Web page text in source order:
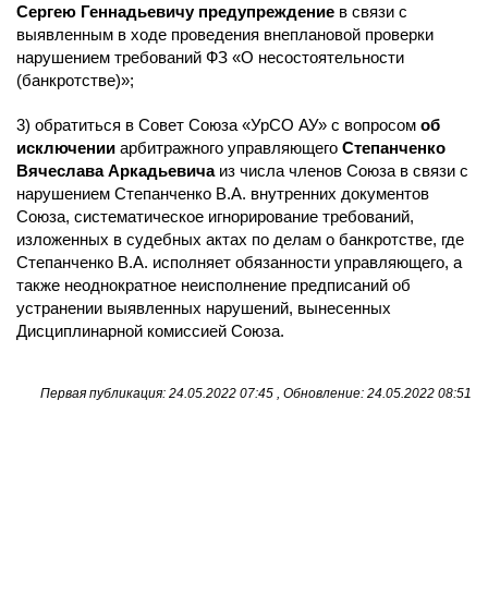
Сергею Геннадьевичу предупреждение в связи с
выявленным в ходе проведения внеплановой проверки
нарушением требований ФЗ «О несостоятельности
(банкротстве)»;
3) обратиться в Совет Союза «УрСО АУ» с вопросом об
исключении арбитражного управляющего Степанченко
Вячеслава Аркадьевичаиз числа членов Союза в связи с
нарушением Степанченко В.А. внутренних документов
Союза, систематическое игнорирование требований,
изложенных в судебных актах по делам о банкротстве, где
Степанченко В.А. исполняет обязанности управляющего, а
также неоднократное неисполнение предписаний об
устранении выявленных нарушений, вынесенных
Дисциплинарной комиссией Союза.
Первая публикация: 24.05.2022 07:45 , Обновление: 24.05.2022 08:51